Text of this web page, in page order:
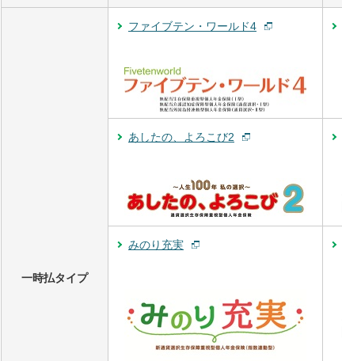
一時払タイプ
ファイブテン・ワールド4
あしたの、よろこび2
みのり充実